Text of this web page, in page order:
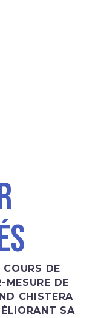
COURS DE
MESURE DE
CHISTERA
SA